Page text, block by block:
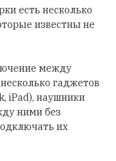
есть несколько
известны не
между
гаджетов
iPad), наушники
ними без
их